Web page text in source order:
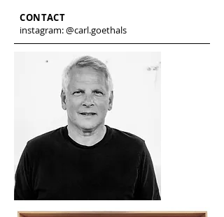
CONTACT
instagram: @carl.goethals